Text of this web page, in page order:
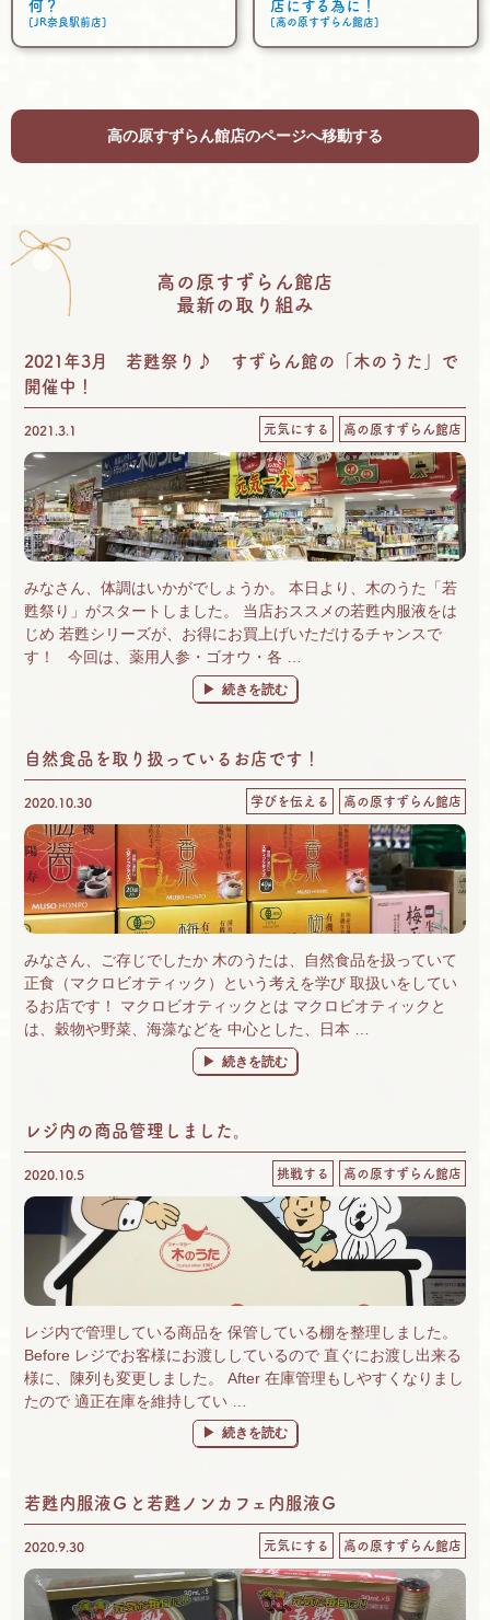
何？
[JR奈良駅前店]
店にする為に！
[高の原すずらん館店]
高の原すずらん館店のページへ移動する
高の原すずらん館店
最新の取り組み
2021年3月 若甦祭り♪ すずらん館の「木のうた」で
開催中！
2021.3.1 元気にする 高の原すずらん館店
みなさん、体調はいかがでしょうか。 本日より、木のうた「若
甦祭り」がスタートしました。 当店おススメの若甦内服液をは
じめ 若甦シリーズが、お得にお買上げいただけるチャンスで
す！ 今回は、薬用人参・ゴオウ・各 …
“2021年3月 若甦祭り♪ すずらん館の「木
続きを読む
自然食品を取り扱っているお店です！
2020.10.30 学びを伝える 高の原すずらん館店
みなさん、ご存じでしたか 木のうたは、自然食品を扱っていて
正食（マクロビオティック）という考えを学び 取扱いをしてい
るお店です！ マクロビオティックとは マクロビオティックと
は、穀物や野菜、海藻などを 中心とした、日本 …
“自然食品を取り扱っているお店です！” の
続きを読む
レジ内の商品管理しました。
2020.10.5 挑戦する 高の原すずらん館店
レジ内で管理している商品を 保管している棚を整理しました。
Before レジでお客様にお渡ししているので 直ぐにお渡し出来る
様に、陳列も変更しました。 After 在庫管理もしやすくなりまし
たので 適正在庫を維持してい …
“レジ内の商品管理しました。” の
続きを読む
若甦内服液Ｇと若甦ノンカフェ内服液Ｇ
2020.9.30 元気にする 高の原すずらん館店